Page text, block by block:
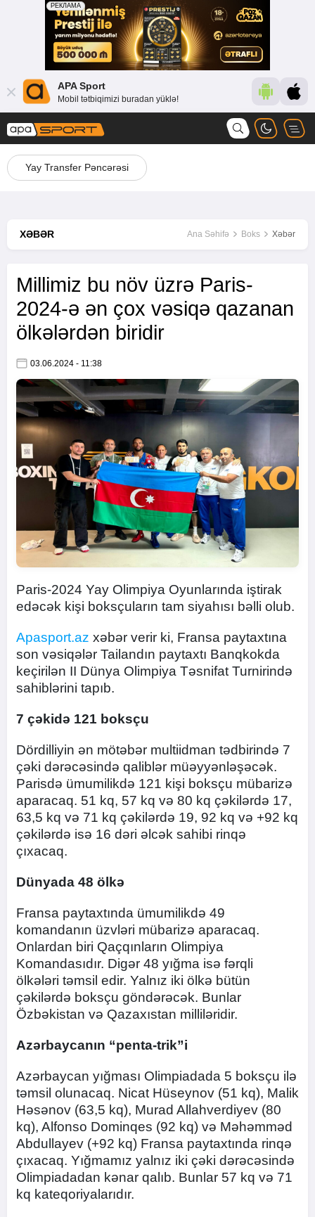
APA Sport
Mobil tətbiqimizi buradan yüklə!
Yay Transfer Pəncərəsi
XƏBƏR Ana Səhifə Boks Xəbər
Millimiz bu növ üzrə Paris-
2024-ə ən çox vəsiqə qazanan
ölkələrdən biridir
03.06.2024 - 11:38
Paris-2024 Yay Olimpiya Oyunlarında iştirak
edəcək kişi boksçuların tam siyahısı bəlli olub.
Apasport.az xəbər verir ki, Fransa paytaxtına
son vəsiqələr Tailandın paytaxtı Banqkokda
keçirilən II Dünya Olimpiya Təsnifat Turnirində
sahiblərini tapıb.
7 çəkidə 121 boksçu
Dördilliyin ən mötəbər multiidman tədbirində 7
çəki dərəcəsində qaliblər müəyyənləşəcək.
Parisdə ümumilikdə 121 kişi boksçu mübarizə
aparacaq. 51 kq, 57 kq və 80 kq çəkilərdə 17,
63,5 kq və 71 kq çəkilərdə 19, 92 kq və +92 kq
çəkilərdə isə 16 dəri əlcək sahibi rinqə
çıxacaq.
Dünyada 48 ölkə
Fransa paytaxtında ümumilikdə 49
komandanın üzvləri mübarizə aparacaq.
Onlardan biri Qaçqınların Olimpiya
Komandasıdır. Digər 48 yığma isə fərqli
ölkələri təmsil edir. Yalnız iki ölkə bütün
çəkilərdə boksçu göndərəcək. Bunlar
Özbəkistan və Qazaxıstan milliləridir.
Azərbaycanın “penta-trik”i
Azərbaycan yığması Olimpiadada 5 boksçu ilə
təmsil olunacaq. Nicat Hüseynov (51 kq), Malik
Həsənov (63,5 kq), Murad Allahverdiyev (80
kq), Alfonso Dominqes (92 kq) və Məhəmməd
Abdullayev (+92 kq) Fransa paytaxtında rinqə
çıxacaq. Yığmamız yalnız iki çəki dərəcəsində
Olimpiadadan kənar qalıb. Bunlar 57 kq və 71
kq kateqoriyalarıdır.